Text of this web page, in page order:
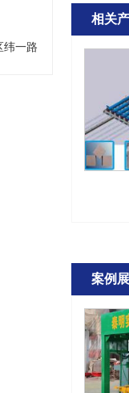
一路
相关
案例